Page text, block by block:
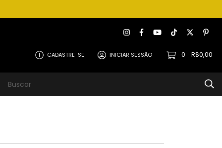
CADASTRE-SE INICIAR SESSÃO 0 - R$0,00
Como Comprar